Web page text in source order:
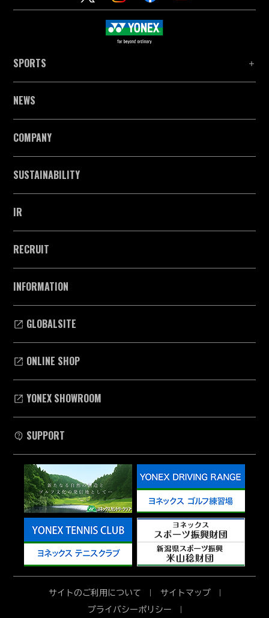
SPORTS
NEWS
COMPANY
SUSTAINABILITY
IR
RECRUIT
INFORMATION
GLOBALSITE
ONLINE SHOP
YONEX SHOWROOM
SUPPORT
サイトのご利用について
サイトマップ
プライバシーポリシー